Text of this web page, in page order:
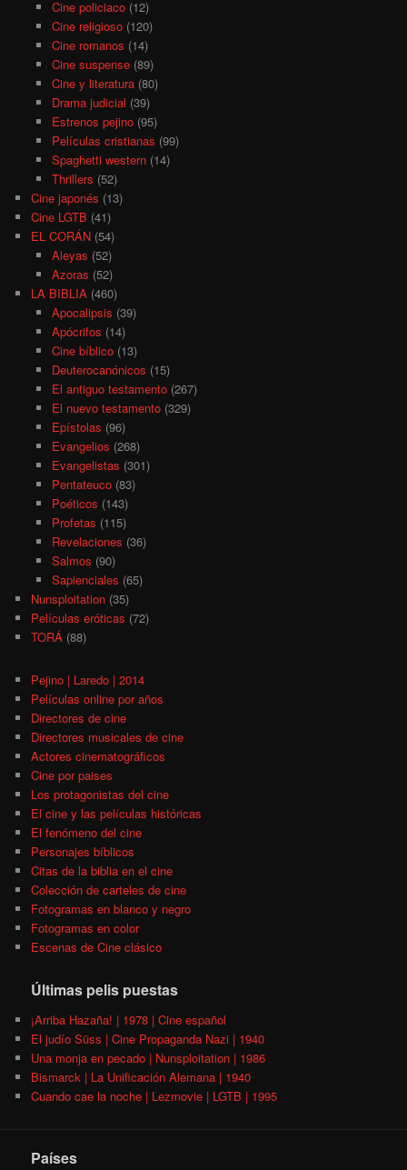
Cine policiaco(12)
Cine religioso(120)
Cine romanos (14)
Cine suspense(89)
Cine y literatura(80)
Drama judicial (39)
Estrenos pejino(95)
Películas cristianas (99)
Spaghetti western(14)
Thrillers (52)
Cine japonés (13)
Cine LGTB (41)
EL CORÁN (54)
Aleyas (52)
Azoras (52)
LA BIBLIA (460)
Apocalipsis (39)
Apócrifos (14)
Cine bíblico(13)
Deuterocanónicos (15)
El antiguo testamento(267)
El nuevo testamento(329)
Epístolas (96)
Evangelios (268)
Evangelistas (301)
Pentateuco(83)
Poéticos (143)
Profetas (115)
Revelaciones (36)
Salmos (90)
Sapienciales (65)
Nunsploitation (35)
Películas eróticas (72)
TORÁ (88)
Pejino | Laredo | 2014
Películas online por años
Directores de cine
Directores musicales de cine
Actores cinematográficos
Cine por paises
Los protagonistas del cine
El cine y las películas históricas
El fenómeno del cine
Personajes bíblicos
Citas de la biblia en el cine
Colección de carteles de cine
Fotogramas en blanco y negro
Fotogramas en color
Escenas de Cine clásico
Últimas pelis puestas
¡Arriba Hazaña! | 1978 | Cine español
El judío Süss | Cine Propaganda Nazi | 1940
Una monja en pecado | Nunsploitation | 1986
Bismarck | La Unificación Alemana | 1940
Cuando cae la noche | Lezmovie | LGTB | 1995
Países